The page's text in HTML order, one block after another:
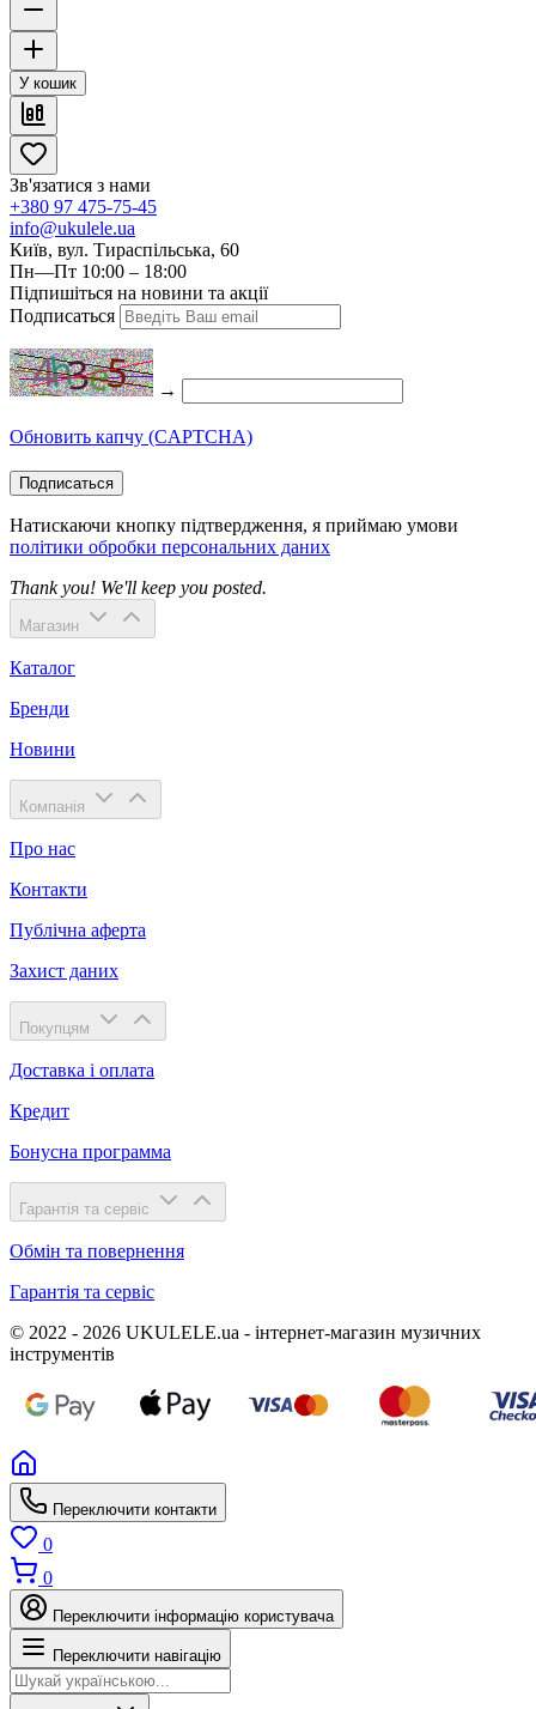
У кошик
Зв'язатися з нами
+380 97 475-75-45
info@ukulele.ua
Київ, вул. Тираспільська, 60
Пн—Пт 10:00 – 18:00
Підпишіться на новини та акції
Подписаться
→
Обновить капчу (CAPTCHA)
Подписаться
Натискаючи кнопку підтвердження, я приймаю умови
політики обробки персональних даних
Thank you! We'll keep you posted.
Магазин
Каталог
Бренди
Новини
Компанія
Про нас
Контакти
Публічна аферта
Захист даних
Покупцям
Доставка і оплата
Кредит
Бонусна программа
Гарантія та сервіс
Обмін та повернення
Гарантія та сервіс
© 2022 - 2026 UKULELE.ua - інтернет-магазин музичних
інструментів
Переключити контакти
0
0
Переключити інформацію користувача
Переключити навігацію